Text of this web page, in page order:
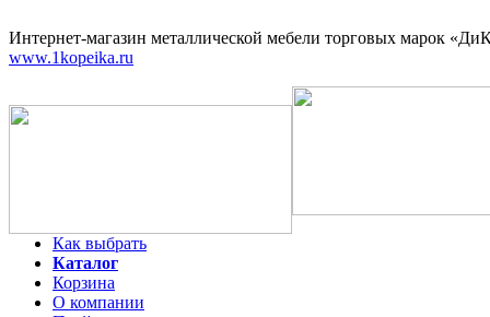
Интернет-магазин металлической мебели торговых марок
www.1kopeika.ru
Как выбрать
Каталог
Корзина
О компании